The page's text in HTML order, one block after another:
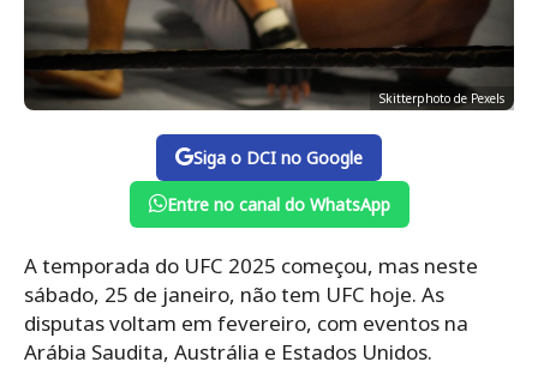
Skitterphoto de Pexels
Siga o DCI no Google
Entre no canal do WhatsApp
A temporada do UFC 2025 começou, mas neste
sábado, 25 de janeiro, não tem UFC hoje. As
disputas voltam em fevereiro, com eventos na
Arábia Saudita, Austrália e Estados Unidos.